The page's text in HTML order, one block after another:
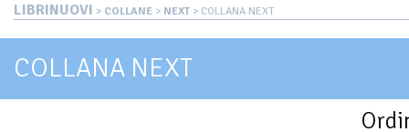
LIBRINUOVI > COLLANE > NEXT > COLLANA NEXT
COLLANA NEXT